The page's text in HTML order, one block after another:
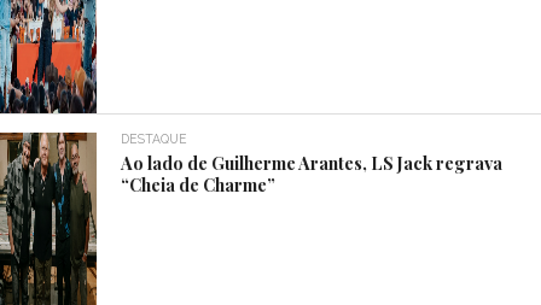
DESTAQUE
Ao lado de Guilherme Arantes, LS Jack regrava
“Cheia de Charme”